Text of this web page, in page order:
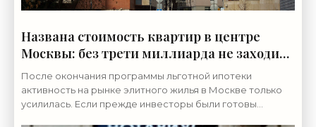
Названа стоимость квартир в центре
Москвы: без трети миллиарда не заходить
- «Недвижимость»
После окончания программы льготной ипотеки
активность на рынке элитного жилья в Москве только
усилилась. Если прежде инвесторы были готовы